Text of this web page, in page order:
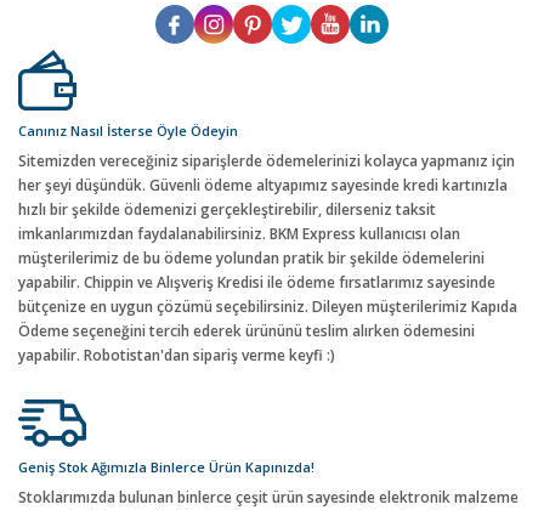
Canınız Nasıl İsterse Öyle Ödeyin
Sitemizden vereceğiniz siparişlerde ödemelerinizi kolayca yapmanız için
her şeyi düşündük. Güvenli ödeme altyapımız sayesinde kredi kartınızla
hızlı bir şekilde ödemenizi gerçekleştirebilir, dilerseniz taksit
imkanlarımızdan faydalanabilirsiniz. BKM Express kullanıcısı olan
müşterilerimiz de bu ödeme yolundan pratik bir şekilde ödemelerini
yapabilir. Chippin ve Alışveriş Kredisi ile ödeme fırsatlarımız sayesinde
bütçenize en uygun çözümü seçebilirsiniz. Dileyen müşterilerimiz Kapıda
Ödeme seçeneğini tercih ederek ürününü teslim alırken ödemesini
yapabilir. Robotistan'dan sipariş verme keyfi :)
Geniş Stok Ağımızla Binlerce Ürün Kapınızda!
Stoklarımızda bulunan binlerce çeşit ürün sayesinde elektronik malzeme